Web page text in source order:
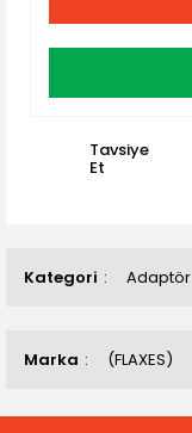
Kategori Adaptör
Marka (FLAXES)
Tavsiye
Et